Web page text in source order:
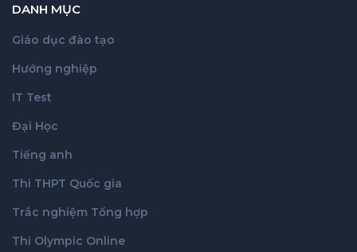
DANH MỤC
Giáo dục đào tạo
Hướng nghiệp
IT Test
Đại Học
Tiếng anh
Thi THPT Quốc gia
Trắc nghiệm Tổng hợp
Thi Olympic Online